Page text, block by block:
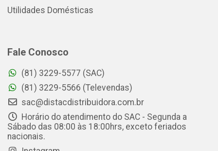
Utilidades Domésticas
Fale Conosco
(81) 3229-5577 (SAC)
(81) 3229-5566 (Televendas)
sac@distacdistribuidora.com.br
Horário do atendimento do SAC - Segunda a
Sábado das 08:00 às 18:00hrs, exceto feriados
nacionais.